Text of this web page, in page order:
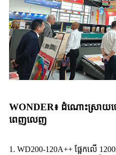
WONDER៖ ដំណោះស្រាយប
ពេញលេញ
1. WD200-120A++ ផ្អែកលើ